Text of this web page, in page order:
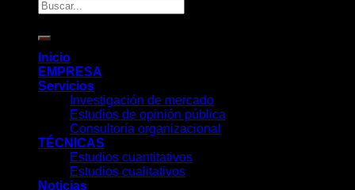
Inicio
EMPRESA
Servicios
Investigación de mercado
Estudios de opinión pública
Consultoría organizacional
TÉCNICAS
Estudios cuantitativos
Estudios cualitativos
Noticias